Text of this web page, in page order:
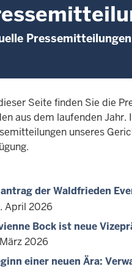
Seite finden Sie die
aus dem laufenden Jahr.
unseres
der Waldfrieden
April 2026
Bock ist neue
2026
einer neuen Ära: